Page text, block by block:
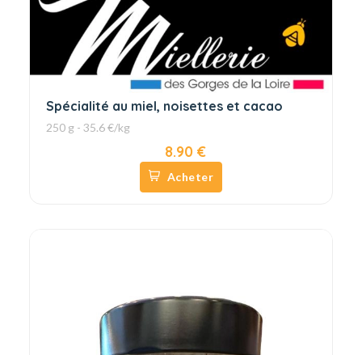
Spécialité au miel, noisettes et cacao
250 g - 35.6 €/kg
8.90 €
Acheter